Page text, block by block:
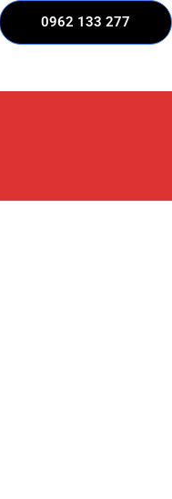
0962 133 277